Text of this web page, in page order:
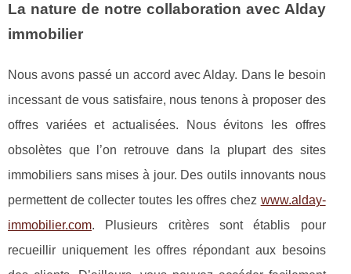
La nature de notre collaboration avec Alday
immobilier
Nous avons passé un accord avec Alday. Dans le besoin
incessant de vous satisfaire, nous tenons à proposer des
offres variées et actualisées. Nous évitons les offres
obsolètes que l’on retrouve dans la plupart des sites
immobiliers sans mises à jour. Des outils innovants nous
permettent de collecter toutes les offres chez www.alday-
immobilier.com. Plusieurs critères sont établis pour
recueillir uniquement les offres répondant aux besoins